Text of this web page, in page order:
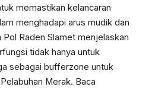
memastikan kelancaran
menghadapi arus mudik dan
Pol Raden Slamet menjelaskan
tidak hanya untuk
sebagai bufferzone untuk
Merak. Baca